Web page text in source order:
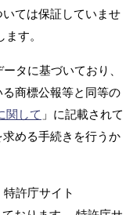
ては保証していませ
す。
タに基づいており、
商標公報等と同等の
関して 」に記載されて
める手続きを行うか
許庁サイト